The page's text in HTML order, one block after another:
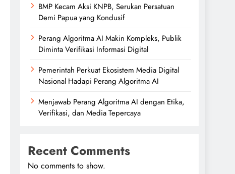
BMP Kecam Aksi KNPB, Serukan Persatuan
Demi Papua yang Kondusif
Perang Algoritma AI Makin Kompleks, Publik
Diminta Verifikasi Informasi Digital
Pemerintah Perkuat Ekosistem Media Digital
Nasional Hadapi Perang Algoritma AI
Menjawab Perang Algoritma AI dengan Etika,
Verifikasi, dan Media Tepercaya
Recent Comments
No comments to show.